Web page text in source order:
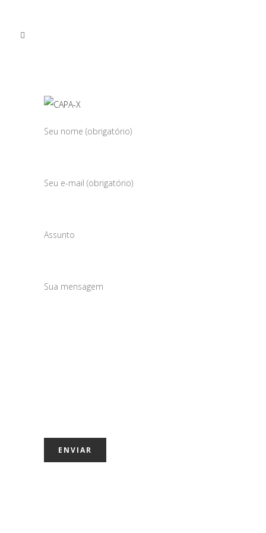
Seu nome (obrigatório)
Seu e-mail (obrigatório)
Assunto
Sua mensagem